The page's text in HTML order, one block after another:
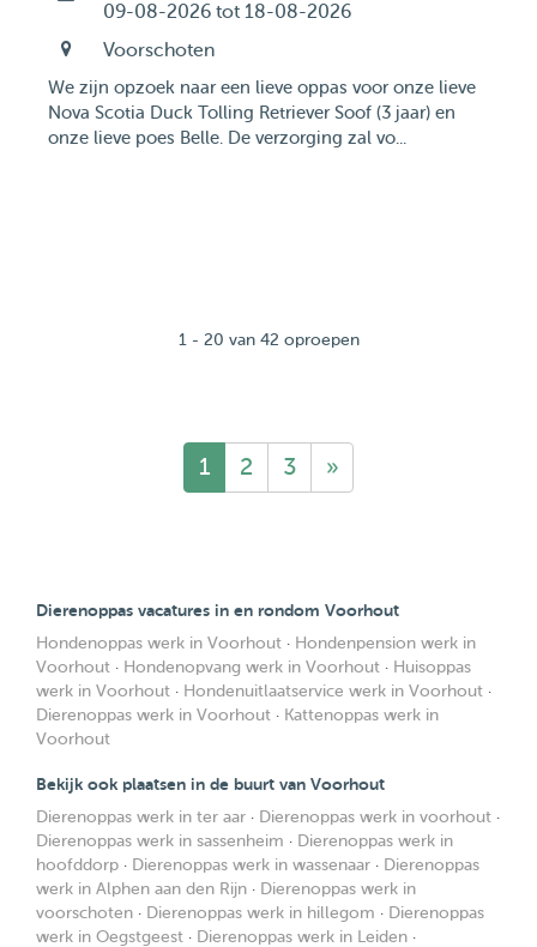
09-08-2026 tot 18-08-2026
Voorschoten
We zijn opzoek naar een lieve oppas voor onze lieve
Nova Scotia Duck Tolling Retriever Soof (3 jaar) en
onze lieve poes Belle. De verzorging zal vo...
1 - 20 van 42 oproepen
1 2 3 »
Dierenoppas vacatures in en rondom Voorhout
Hondenoppas werk in Voorhout · Hondenpension werk in
Voorhout · Hondenopvang werk in Voorhout · Huisoppas
werk in Voorhout · Hondenuitlaatservice werk in Voorhout ·
Dierenoppas werk in Voorhout · Kattenoppas werk in
Voorhout
Bekijk ook plaatsen in de buurt van Voorhout
Dierenoppas werk in ter aar · Dierenoppas werk in voorhout ·
Dierenoppas werk in sassenheim · Dierenoppas werk in
hoofddorp · Dierenoppas werk in wassenaar · Dierenoppas
werk in Alphen aan den Rijn · Dierenoppas werk in
voorschoten · Dierenoppas werk in hillegom · Dierenoppas
werk in Oegstgeest · Dierenoppas werk in Leiden ·